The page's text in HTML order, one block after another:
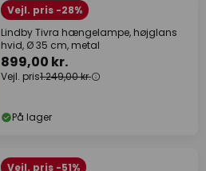
Vejl. pris -28%
Lindby Tivra hængelampe, højglans
hvid, Ø 35 cm, metal
899,00 kr.
Vejl. pris1.249,00 kr.
På lager
Vejl. pris -51%